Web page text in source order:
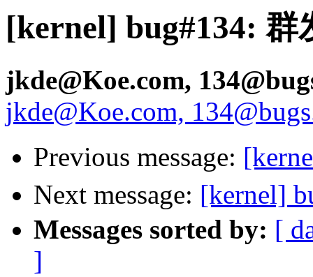
[kernel] bug#134: 群
jkde@Koe.com,
jkde@Koe.com,
Previous message:
Next message: [kernel]
Messages sorted by: [
]